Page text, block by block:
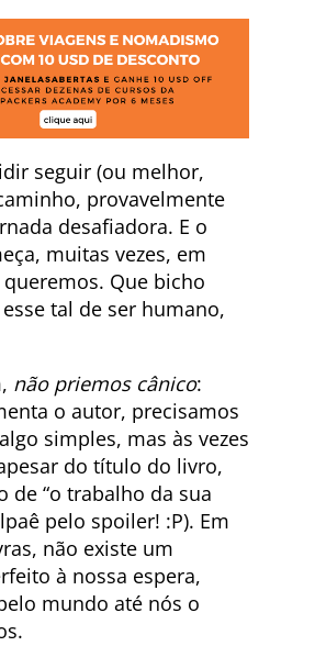
seguir (ou melhor,
provavelmente
desafiadora. E o
muitas vezes, em
Que bicho
tal de ser humano,
não priemos cânico:
o autor, precisamos
simples, mas às vezes
do título do livro,
de “o trabalho da sua
pelo spoiler! :P). Em
não existe um
à nossa espera,
mundo até nós o